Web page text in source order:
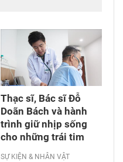
Thạc sĩ, Bác sĩ Đỗ
Doãn Bách và hành
trình giữ nhịp sống
cho những trái tim
SỰ KIỆN & NHÂN VẬT